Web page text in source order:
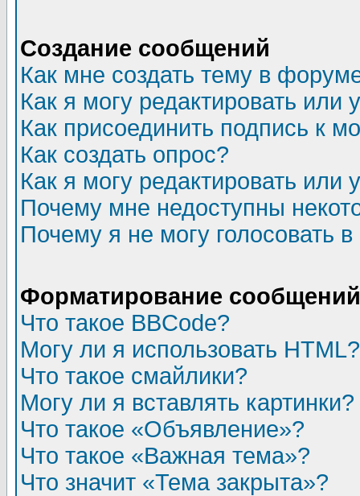
Создание сообщений
Как мне создать тему в
Как я могу редактировать или
Как присоединить подпись к
Как создать опрос?
Как я могу редактировать или
Почему мне недоступны
Почему я не могу голосовать
Форматирование
Что такое BBCode?
Могу ли я использовать HTML?
Что такое смайлики?
Могу ли я вставлять картинки?
Что такое «Объявление»?
Что такое «Важная тема»?
Что значит «Тема закрыта»?